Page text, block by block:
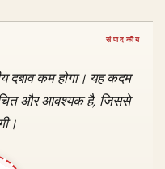
दबाव कम होगा। यह कदम
और आवश्यक है, जिससे